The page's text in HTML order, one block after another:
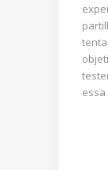
essa